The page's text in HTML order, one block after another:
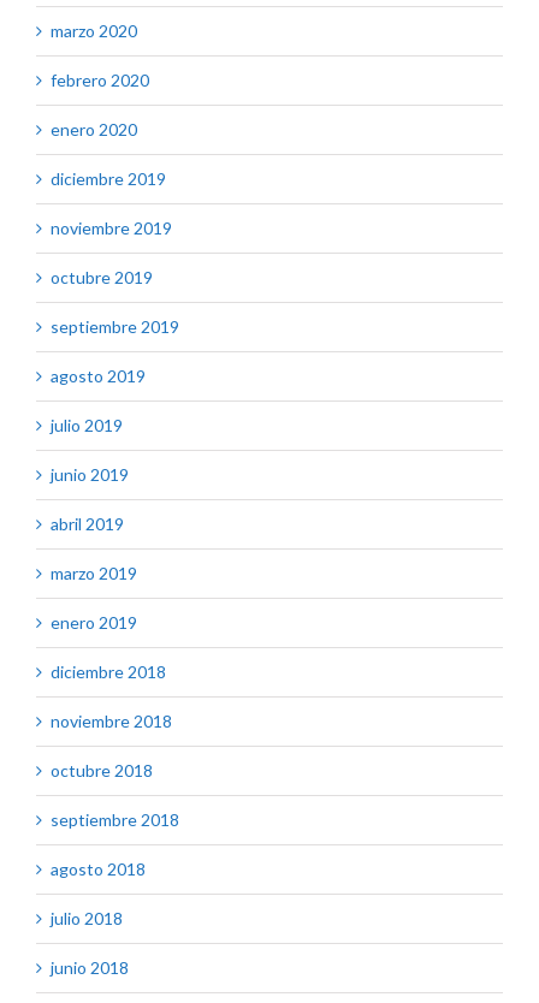
marzo 2020
febrero 2020
enero 2020
diciembre 2019
noviembre 2019
octubre 2019
septiembre 2019
agosto 2019
julio 2019
junio 2019
abril 2019
marzo 2019
enero 2019
diciembre 2018
noviembre 2018
octubre 2018
septiembre 2018
agosto 2018
julio 2018
junio 2018